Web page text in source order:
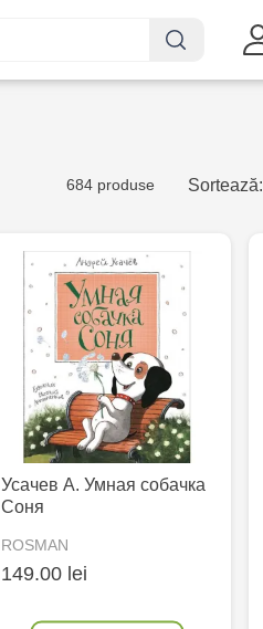
684 produse Sortează:
Усачев А. Умная собачка
Соня
ROSMAN
149.00 lei